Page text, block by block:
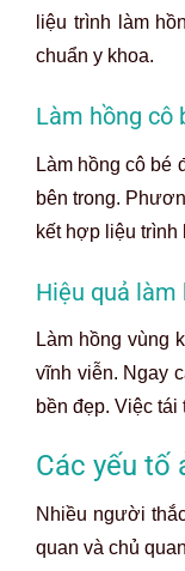
liệu trình làm
chuẩn y khoa.
Làm hồng cô
Làm hồng cô bé
bên trong.
kết hợp liệu trình
Hiệu quả làm
Làm hồng vùng
vĩnh viễn. Ngay
bền đẹp. Việc
Các yếu tố
Nhiều người
quan và chủ